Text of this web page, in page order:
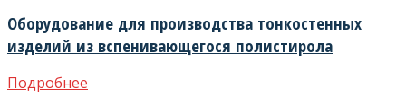
Оборудование для производства тонкостенных
изделий из вспенивающегося полистирола
Подробнее